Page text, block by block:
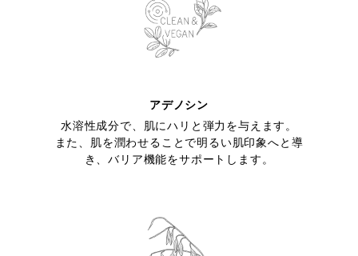
アデノシン
水溶性成分で、肌にハリと弾力を与えます。
また、肌を潤わせることで明るい肌印象へと導
き、バリア機能をサポートします。